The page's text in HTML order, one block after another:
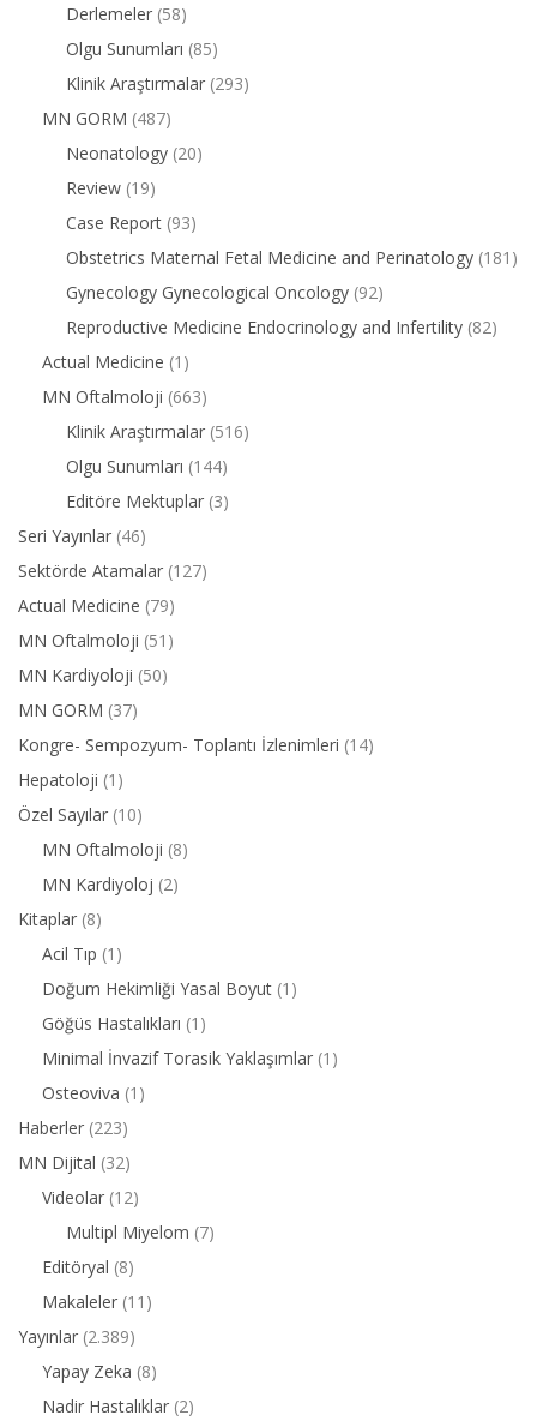
Derlemeler (58)
Olgu Sunumları (85)
Klinik Araştırmalar (293)
MN GORM (487)
Neonatology (20)
Review (19)
Case Report (93)
Obstetrics Maternal Fetal Medicine and Perinatology (181)
Gynecology Gynecological Oncology (92)
Reproductive Medicine Endocrinology and Infertility (82)
Actual Medicine (1)
MN Oftalmoloji (663)
Klinik Araştırmalar (516)
Olgu Sunumları (144)
Editöre Mektuplar (3)
Seri Yayınlar (46)
Sektörde Atamalar (127)
Actual Medicine (79)
MN Oftalmoloji (51)
MN Kardiyoloji (50)
MN GORM (37)
Kongre- Sempozyum- Toplantı İzlenimleri (14)
Hepatoloji (1)
Özel Sayılar (10)
MN Oftalmoloji (8)
MN Kardiyoloj (2)
Kitaplar (8)
Acil Tıp (1)
Doğum Hekimliği Yasal Boyut (1)
Göğüs Hastalıkları (1)
Minimal İnvazif Torasik Yaklaşımlar (1)
Osteoviva (1)
Haberler (223)
MN Dijital (32)
Videolar (12)
Multipl Miyelom (7)
Editöryal (8)
Makaleler (11)
Yayınlar (2.389)
Yapay Zeka (8)
Nadir Hastalıklar (2)